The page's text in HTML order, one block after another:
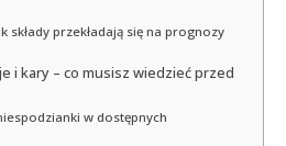
składy przekładają się na prognozy
i kary – co musisz wiedzieć przed
w dostępnych